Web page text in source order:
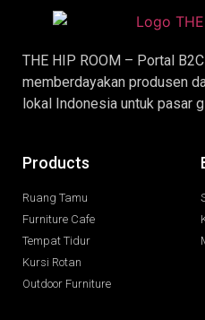
THE HIP ROOM – Portal
memberdayakan produsen
lokal Indonesia untuk pasar
Products
Ruang Tamu
Furniture Cafe
Tempat Tidur
Kursi Rotan
Outdoor Furniture